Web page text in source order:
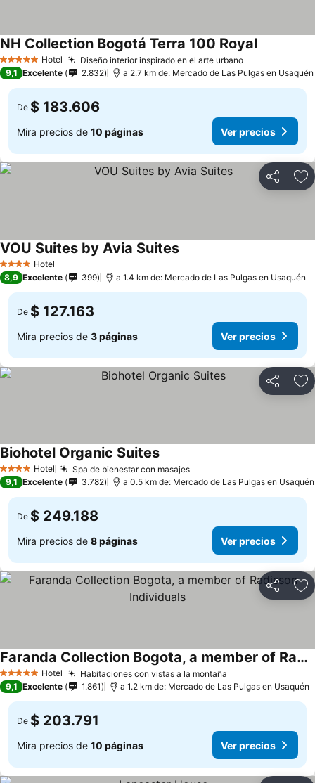
5 Estrellas Hotel Diseño interior inspirado en el arte urbanoVer precios
NH Collection Bogotá Terra 100 RoyalVer
9,1 Excelente 2.832 a 2.7 km de: Mercado de Las Pulgas en Usaquén
De $ 183.606
Mira precios de 10 páginas Ver precios
Compartir
4 EstrellasHotel
VOU Suites by Avia SuitesVer precios
8,9 Excelente 399 a 1.4 km de: Mercado de Las Pulgas en Usaquén
De $ 127.163
Mira precios de 3 páginas Ver precios
Compartir
4 EstrellasHotel Spa de bienestar con masajesVer precios
Biohotel Organic SuitesVer precios
9,1 Excelente 3.782 a 0.5 km de: Mercado de Las Pulgas en Usaquén
De $ 249.188
Mira precios de 8 páginas Ver precios
Compartir
5 Estrellas Hotel Habitaciones con vistas a la montaña
Faranda Collection Bogota, a member of Radisson Individuals
Ver precios
9,1 Excelente 1.861 a 1.2 km de: Mercado de Las Pulgas en Usaquén
De $ 203.791
Mira precios de 10 páginas Ver precios